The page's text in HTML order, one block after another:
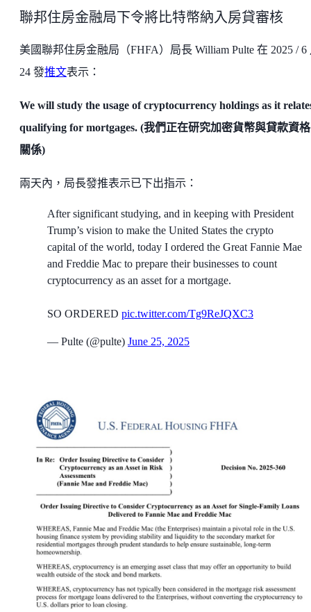
聯邦住房金融局下令將比特幣納入房貸審核
美國聯邦住房金融局（FHFA）局長 William Pulte 在 2025 / 6
24 發推文表示：
We will study the usage of cryptocurrency holdings as it
qualifying for mortgages. (我們正在研究加密貨幣與貸款資
關係)
兩天內，局長發推表示已下出指示：
After significant studying, and in keeping with President
Trump’s vision to make the United States the crypto
capital of the world, today I ordered the Great Fannie Mae
and Freddie Mac to prepare their businesses to count
cryptocurrency as an asset for a mortgage.
SO ORDERED pic.twitter.com/Tg9ReJQXC3
— Pulte (@pulte) June 25, 2025